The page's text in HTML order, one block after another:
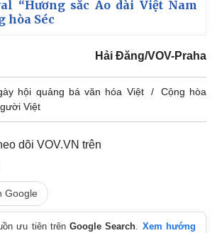
“Hương sắc Áo dài Việt Nam
hòa Séc
Hải Đăng/VOV-Praha
hội quảng bá văn hóa Việt
Cộng hòa
Việt
dõi VOV.VN trên
Google
ưu tiên trênGoogle Search. Xem hướng